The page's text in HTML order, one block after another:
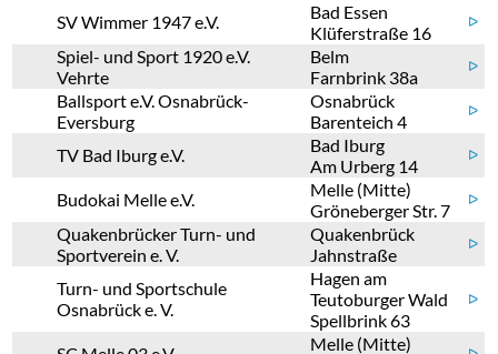
SV Wimmer 1947 e.V.
Bad Essen
Klüferstraße 16
ᐅ
Spiel- und Sport 1920 e.V.
Vehrte
Belm
Farnbrink 38a
ᐅ
Ballsport e.V. Osnabrück-
Eversburg
Osnabrück
Barenteich 4
ᐅ
TV Bad Iburg e.V.
Bad Iburg
Am Urberg 14
ᐅ
Budokai Melle e.V.
Melle (Mitte)
Gröneberger Str. 7
ᐅ
Quakenbrücker Turn- und
Sportverein e. V.
Quakenbrück
Jahnstraße
ᐅ
Turn- und Sportschule
Osnabrück e. V.
Hagen am
Teutoburger Wald
Spellbrink 63
ᐅ
Melle (Mitte)